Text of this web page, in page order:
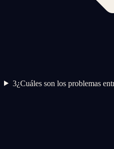
3¿Cuáles son los problemas